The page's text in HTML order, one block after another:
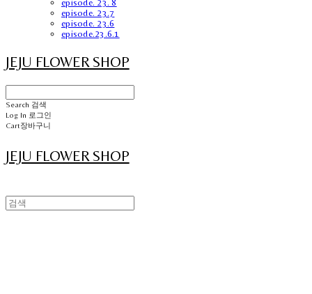
episode. 23. 8
episode. 23.7
episode. 23.6
episode.23.6.1
JEJU FLOWER SHOP
Search 검색
Log In 로그인
Cart장바구니
JEJU FLOWER SHOP